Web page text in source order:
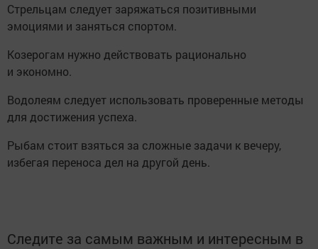
Стрельцам следует заряжаться позитивными
эмоциями и заняться спортом.
Козерогам нужно действовать рационально
и экономно.
Водолеям следует использовать проверенные методы
для достижения успеха.
Рыбам стоит взяться за сложные задачи к вечеру,
избегая переноса дел на другой день.
Следите за самым важным и интересным в